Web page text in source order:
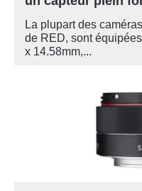
La plupart des
de RED, sont
x 14.58mm,...